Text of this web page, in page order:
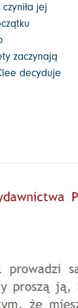
jej
zaczynają
decyduje